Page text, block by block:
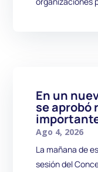
En un
se aprobó
Ago 4, 2026
La mañana de
sesión del